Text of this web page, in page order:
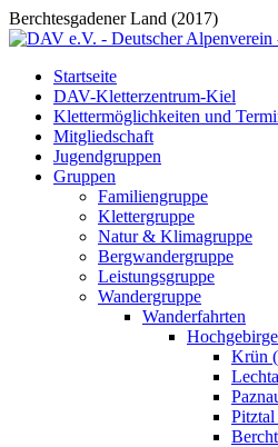
Berchtesgadener Land (2017)
Startseite
DAV-Kletterzentrum-Kiel
Klettermöglichkeiten und
Mitgliedschaft
Jugendgruppen
Gruppen
Familiengruppe
Klettergruppe
Natur & Klimagruppe
Bergwandergruppe
Leistungsgruppe
Wandergruppe
Wanderfahrten
Krün